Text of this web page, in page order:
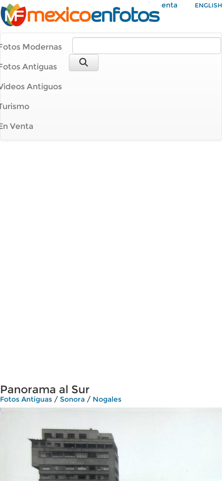
Mi Cuenta ENGLISH
Modernas
Antiguas
Antiguos
Venta
Panorama al Sur
Fotos Antiguas / Sonora / Nogales